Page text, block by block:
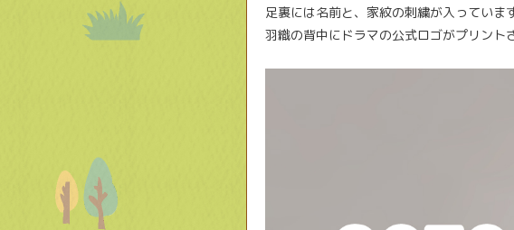
足裏には名前と、家紋の刺繍が入っていま
羽織の背中にドラマの公式ロゴがプリント